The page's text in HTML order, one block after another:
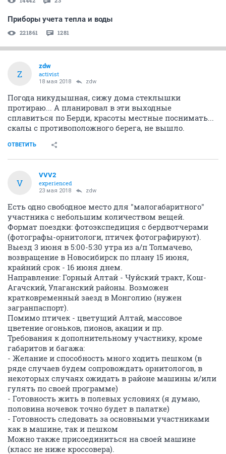
Приборы учета тепла и воды
221861 1281
Z
zdw
activist
18 мая 2018 zdw
Погода никудышная, сижу дома стеклышки
протираю... А планировал в эти выходные
сплавиться по Берди, красоты местные поснимать...
скалы с противоположного берега, не вышло.
ОТВЕТИТЬ
V
VVV2
experienced
23 мая 2018 zdw
Есть одно свободное место для "малогабаритного"
участника с небольшим количеством вещей.
Формат поездки: фотоэкспедиция с бердвотчерами
(фотографы-орнитологи, птичек фотографируют).
Выезд 3 июня в 5:00-5:30 утра из а/п Толмачево,
возвращение в Новосибирск по плану 15 июня,
крайний срок - 16 июня днем.
Направление: Горный Алтай - Чуйский тракт, Кош-
Агачский, Улаганский районы. Возможен
кратковременный заезд в Монголию (нужен
загранпаспорт).
Помимо птичек - цветущий Алтай, массовое
цветение огоньков, пионов, акации и пр.
Требования к дополнительному участнику, кроме
габаритов и багажа:
- Желание и способность много ходить пешком (в
ряде случаев будем сопровождать орнитологов, в
некоторых случаях ожидать в районе машины и/или
гулять по своей программе)
- Готовность жить в полевых условиях (я думаю,
половина ночевок точно будет в палатке)
- Готовность следовать за основными участниками
как в машине, так и пешком
Можно также присоединиться на своей машине
(класс не ниже кроссовера).